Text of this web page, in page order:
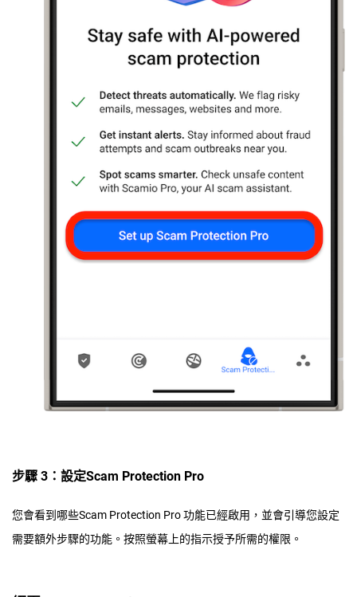
步驟 3：設定Scam Protection Pro
您會看到哪些Scam Protection Pro 功能已經啟用，並會引導您設定
需要額外步驟的功能。按照螢幕上的指示授予所需的權限。